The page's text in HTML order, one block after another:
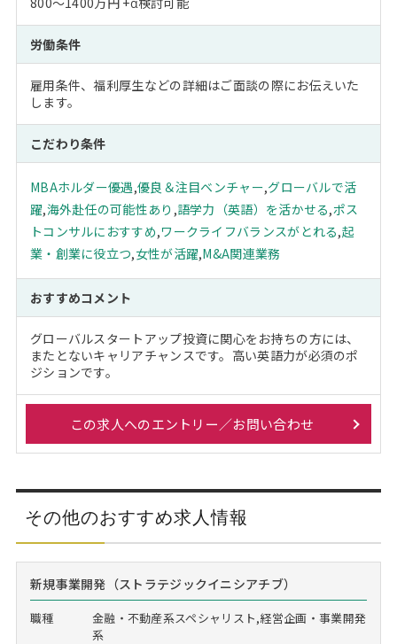
労働条件
雇用条件、福利厚生などの詳細はご面談の際にお伝えいた
します。
こだわり条件
MBAホルダー優遇,優良＆注目ベンチャー,グローバルで活
躍,海外赴任の可能性あり ,語学力（英語）を活かせる,ポス
トコンサルにおすすめ,ワークライフバランスがとれる,起
業・創業に役立つ,女性が活躍,M&A関連業務
おすすめコメント
グローバルスタートアップ投資に関心をお持ちの方には、
またとないキャリアチャンスです。高い英語力が必須のポ
ジションです。
この求人へのエントリー／お問い合わせ
その他のおすすめ求人情報
新規事業開発（ストラテジックイニシアチブ）
職種
金融・不動産系スペシャリスト,経営企画・事業開発
系